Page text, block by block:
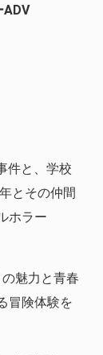
ADV
件と、学校
とその仲間
ホラー
魅力と青春
冒険体験を